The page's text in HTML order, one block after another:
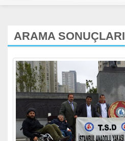
ARAMA SONUÇLARI